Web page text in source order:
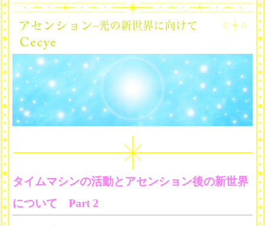
タイムマシンの活動とアセンション後の新世界
について Part 2